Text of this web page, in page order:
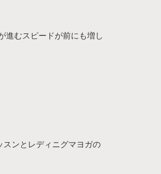
進むスピードが前にも増し
ンとレディニグマヨガの